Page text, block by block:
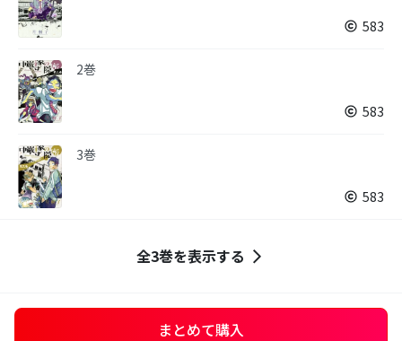
583
2巻
583
3巻
583
全3巻を表示する
まとめて購入